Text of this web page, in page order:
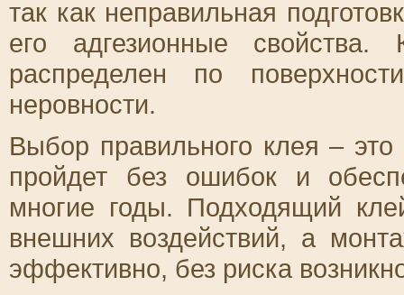
так как неправильная
его адгезионные
распределен по
неровности.
Выбор правильного клея – это
пройдет без ошибок и
многие годы. Подходящий
внешних воздействий, а
эффективно, без риска